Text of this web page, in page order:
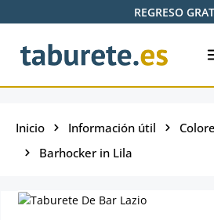
Saltar al contenido principalREGRESO
Inicio Información útil
Barhocker in Lila